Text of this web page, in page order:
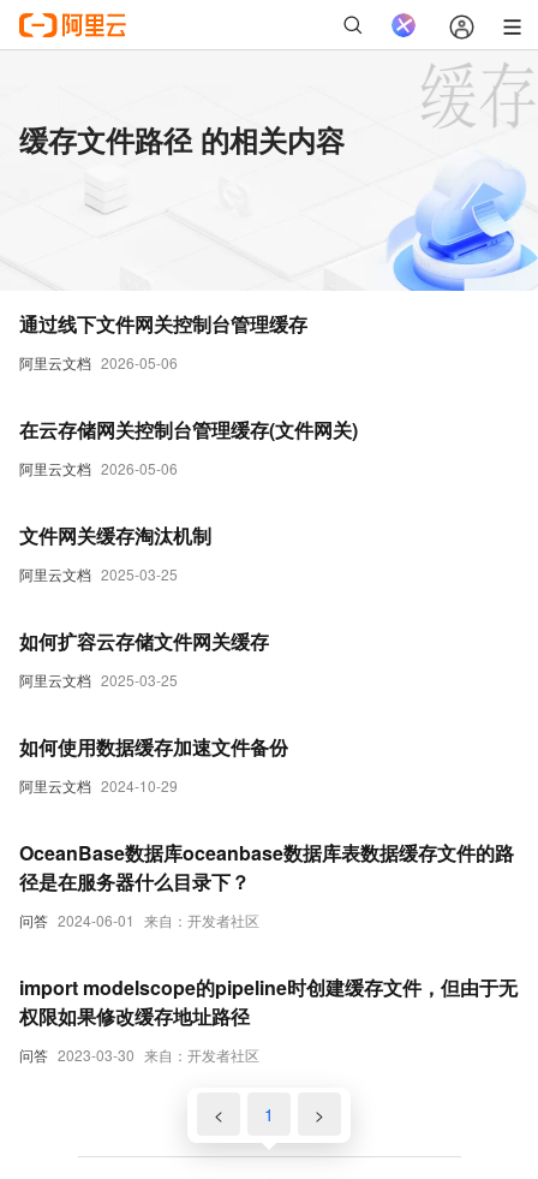
缓存文件路径 的相关内容
阿里云文档 2026-05-06
通过线下文件网关控制台管理缓存
阿里云文档 2026-05-06
在云存储网关控制台管理缓存(文件网关)
阿里云文档 2025-03-25
文件网关缓存淘汰机制
阿里云文档 2025-03-25
如何扩容云存储文件网关缓存
阿里云文档 2024-10-29
如何使用数据缓存加速文件备份
问答 2024-06-01 来自：开发者社区
OceanBase数据库oceanbase数据库表数据缓存文件的路
径是在服务器什么目录下？
问答 2023-03-30 来自：开发者社区
import modelscope的pipeline时创建缓存文件，但由于无
权限如果修改缓存地址路径
< 1 >